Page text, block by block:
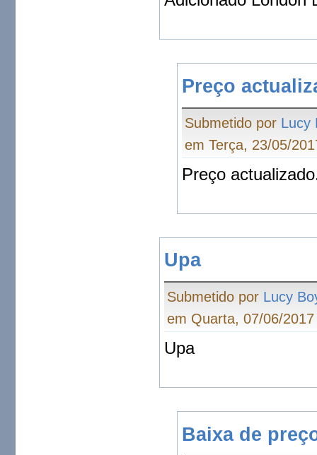
Preço
Submetido por Lucy
em Terça, 23/05/
Preço
Upa
Submetido por Lucy
em Quarta, 07/06/
Upa
Baixa de